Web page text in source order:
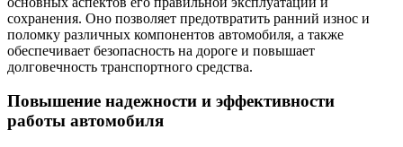
сохранения. Оно позволяет предотвратить ранний износ и
поломку различных компонентов автомобиля, а также
обеспечивает безопасность на дороге и повышает
долговечность транспортного средства.
Повышение надежности и эффективности
работы автомобиля